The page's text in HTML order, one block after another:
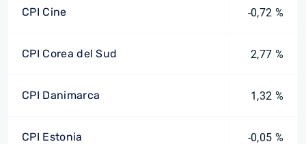
CPI Cine -0,72 %
CPI Corea del Sud 2,77 %
CPI Danimarca 1,32 %
CPI Estonia -0,05 %